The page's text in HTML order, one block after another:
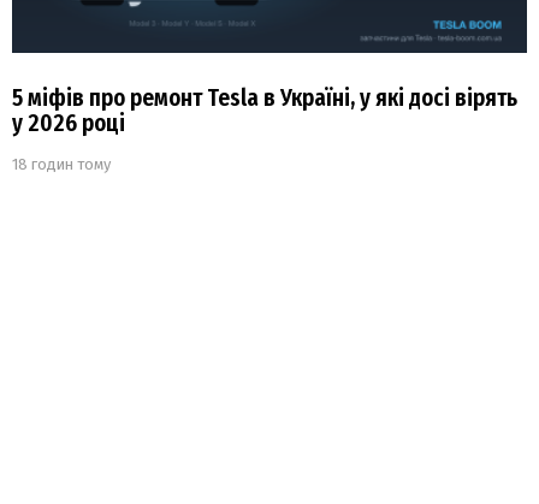
5 міфів про ремонт Tesla в Україні, у які досі вірять
у 2026 році
18 годин тому